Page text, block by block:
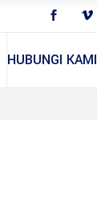
HUBUNGI KAMI